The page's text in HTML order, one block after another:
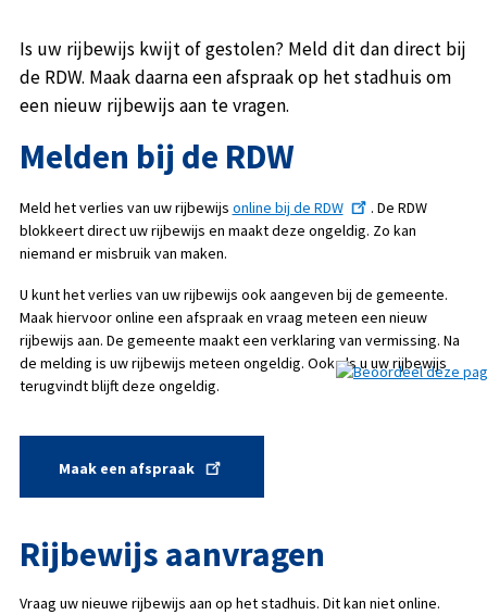
Is uw rijbewijs kwijt of gestolen? Meld dit dan direct bij
de RDW. Maak daarna een afspraak op het stadhuis om
een nieuw rijbewijs aan te vragen.
Melden bij de RDW
Meld het verlies van uw rijbewijs online bij de RDW
. De RDW
blokkeert direct uw rijbewijs en maakt deze ongeldig. Zo kan
niemand er misbruik van maken.
U kunt het verlies van uw rijbewijs ook aangeven bij de gemeente.
Maak hiervoor online een afspraak en vraag meteen een nieuw
rijbewijs aan. De gemeente maakt een verklaring van vermissing. Na
de melding is uw rijbewijs meteen ongeldig. Ook als u uw rijbewijs
terugvindt blijft deze ongeldig.
Maak een afspraak
Rijbewijs aanvragen
Vraag uw nieuwe rijbewijs aan op het stadhuis. Dit kan niet online.